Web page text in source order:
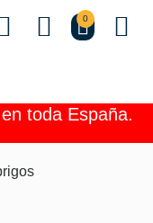
0
toda España.